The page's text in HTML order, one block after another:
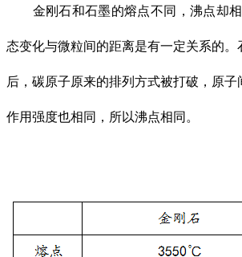
金刚石和石墨的熔点不同，沸点却
态变化与微粒间的距离是有一定关系的。
后，碳原子原来的排列方式被打破，原子
作用强度也相同，所以沸点相同。